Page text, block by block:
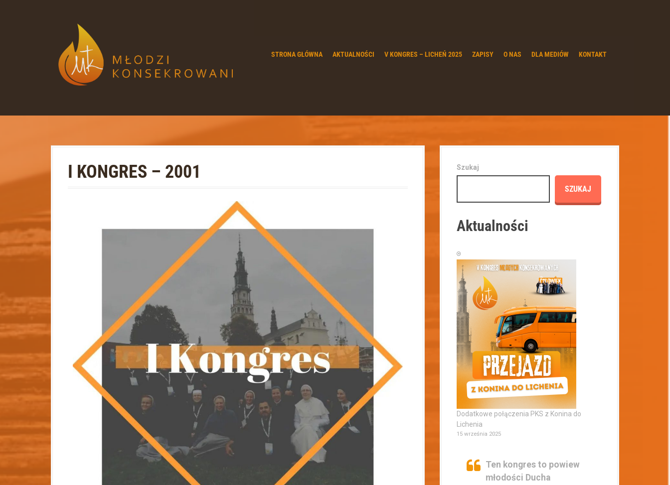
STRONA GŁÓWNA AKTUALNOŚCI V KONGRES – LICHEŃ 2025 ZAPISY O NAS DLA MEDIÓW KONTAKT
I KONGRES – 2001 Szukaj
SZUKAJ
Aktualności
Dodatkowe połączenia PKS z Konina do
Lichenia
15 września 2025
Ten kongres to powiew
młodości Ducha